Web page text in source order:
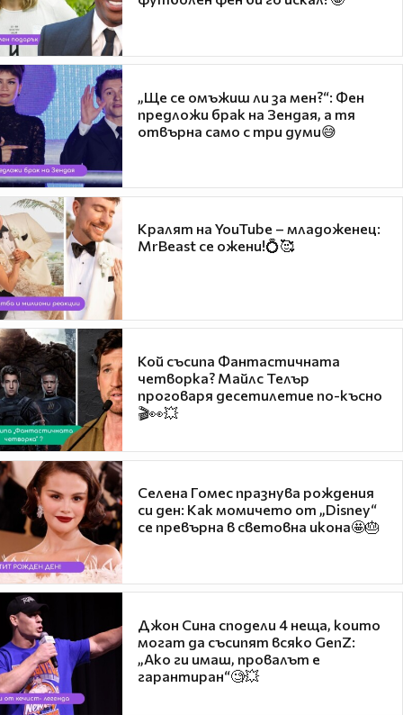
„Ще се омъжиш ли за мен?“: Фен
предложи брак на Зендая, а тя
отвърна само с три думи😅
Кралят на YouTube – младоженец:
MrBeast се ожени!💍🥰
Кой съсипа Фантастичната
четворка? Майлс Телър
проговаря десетилетие по-късно
🎬👀💥
Селена Гомес празнува рождения
си ден: Как момичето от „Disney“
се превърна в световна икона🤩🎂
Джон Сина сподели 4 неща, които
могат да съсипят всяко GenZ:
„Ако ги имаш, провалът е
гарантиран“🧐💥